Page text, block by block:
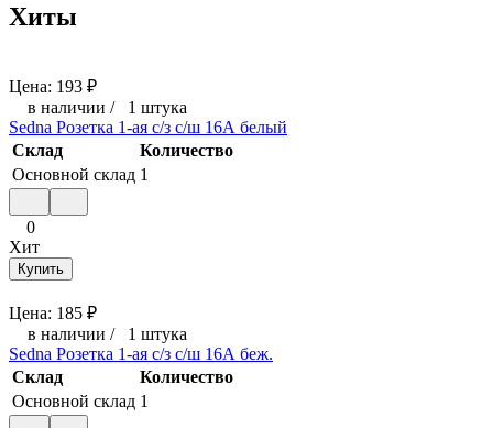
Хиты
Цена: 193 ₽
в наличии / 1 штука
Sedna Розетка 1-ая с/з с/ш 16А белый
Склад
Количество
Основной склад 1
0
Хит
Купить
Цена: 185 ₽
в наличии / 1 штука
Sedna Розетка 1-ая с/з с/ш 16А беж.
Склад
Количество
Основной склад 1